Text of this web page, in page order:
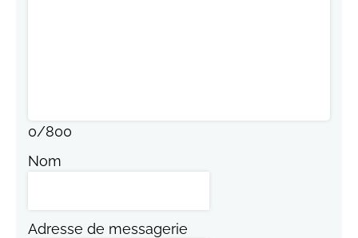
0/800
Nom
Adresse de messagerie